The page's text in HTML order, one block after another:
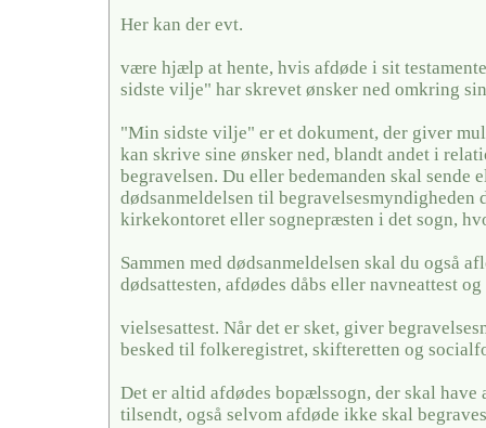
Her kan der evt.
være hjælp at hente, hvis afdøde i sit
sidste vilje" har skrevet ønsker ned omkring
"Min sidste vilje" er et dokument, der giver
kan skrive sine ønsker ned, blandt andet i
begravelsen. Du eller bedemanden skal sende
dødsanmeldelsen til begravelsesmyndigheden
kirkekontoret eller sognepræsten i det sogn,
Sammen med dødsanmeldelsen skal du også
dødsattesten, afdødes dåbs eller navneattest og
vielsesattest. Når det er sket, giver
besked til folkeregistret, skifteretten og
Det er altid afdødes bopælssogn, der skal have
tilsendt, også selvom afdøde ikke skal